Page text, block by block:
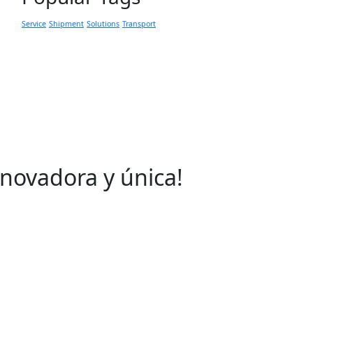
Service Shipment Solutions Transport
y única!